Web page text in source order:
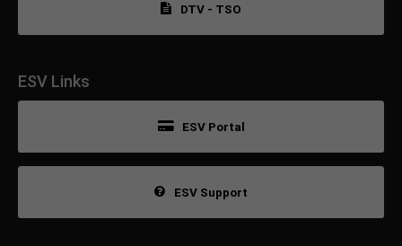
DTV - TSO
ESV Links
ESV Portal
ESV Support